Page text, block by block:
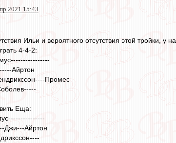
2021 15:43
Ильи и вероятного отсутствия этой тройки,
4-4-2:
Айртон
Промес
Еща:
Айртон